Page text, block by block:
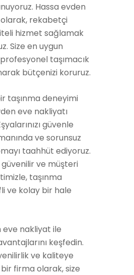
Hassa evden
rekabetçi
hizmet sağlamak
Size en uygun
taşımacık
bütçenizi koruruz.
taşınma deneyimi
eve nakliyatı
güvenle
ve sorunsuz
taahhüt ediyoruz.
ve müşteri
taşınma
ve kolay bir hale
eve nakliyat ile
keşfedin.
ve kaliteye
firma olarak, size